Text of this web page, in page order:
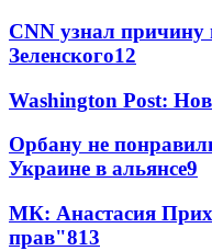
CNN узнал причину
Зеленского12
Washington Post:
Орбану не
Украине в альянсе9
МК: Анастасия
прав"813